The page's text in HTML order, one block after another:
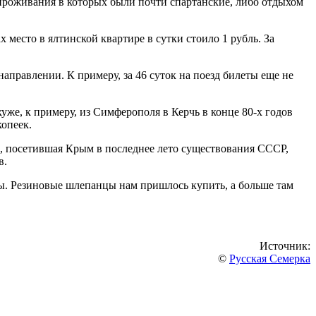
в ялтинской квартире в сутки стоило 1 рубль. За
К примеру, за 46 суток на поезд билеты еще не
к примеру, из Симферополя в Керчь в конце 80-х годов
Крым в последнее лето существования СССР,
Резиновые шлепанцы нам пришлось купить, а больше там
Источник:
© Русская Семерка